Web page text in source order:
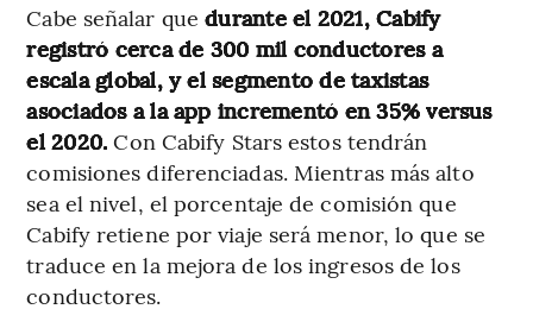
Cabe señalar quedurante el 2021, Cabify
registró cerca de 300 mil conductores a
escala global, y el segmento de taxistas
asociados a la app incrementó en 35% versus
el 2020. Con Cabify Stars estos tendrán
comisiones diferenciadas. Mientras más alto
sea el nivel, el porcentaje de comisión que
Cabify retiene por viaje será menor, lo que se
traduce en la mejora de los ingresos de los
conductores.